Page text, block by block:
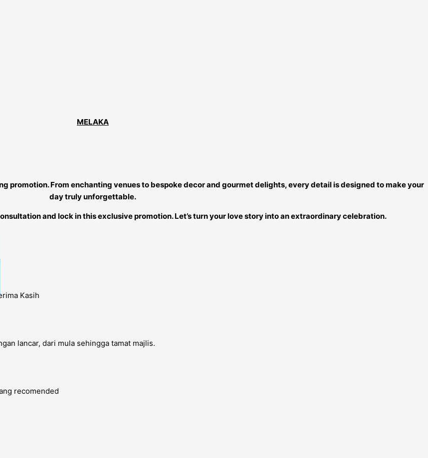
MELAKA
From enchanting venues to bespoke decor and gourmet delights, every detail is designed to make your
day truly unforgettable.
and lock in this exclusive promotion. Let’s turn your love story into an extraordinary celebration.
Kasih
lancar, dari mula sehingga tamat majlis.
recomended